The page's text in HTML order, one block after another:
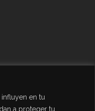
en tu
a proteger tu